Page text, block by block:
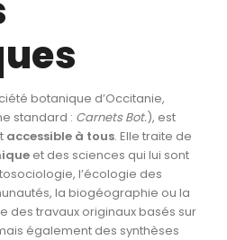
botanique d’Occitanie,
standard : Carnets Bot.), est
accessible à tous. Elle traite de
et des sciences qui lui sont
l’écologie des
la biogéographie ou la
des travaux originaux basés sur
également des synthèses